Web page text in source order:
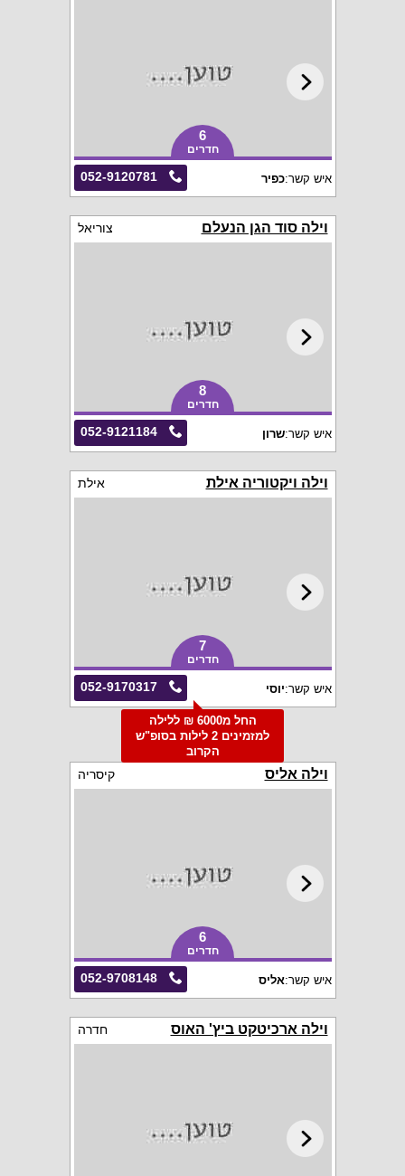
6
חדרים
052-9120781 איש קשר:כפיר
וילה סוד הגן הנעלם צוריאל
8
חדרים
052-9121184 איש קשר:שרון
וילה ויקטוריה אילת אילת
7
חדרים
052-9170317 איש קשר:יוסי
החל מ6000 ₪ ללילה
למזמינים 2 לילות בסופ"ש
הקרוב
וילה אליס קיסריה
6
חדרים
052-9708148 איש קשר:אליס
וילה ארכיטקט ביץ' האוס חדרה